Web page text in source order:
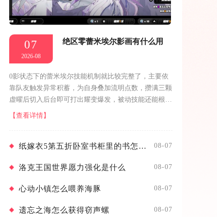
07
2026-08
绝区零蕾米埃尔影画有什么用
0影状态下的蕾米埃尔技能机制就比较完整了，主要依
靠队友触发异常积蓄，为自身叠加流明点数，攒满三颗
虚曜后切入后台即可打出耀变爆发，被动技能还能根据
队伍内的异常角色数量提供攻击力加成与异常积蓄速率
【查看详情】
纸嫁衣5第五折卧室书柜里的书怎么摆 08-07
洛克王国世界愿力强化是什么 08-07
心动小镇怎么喂养海豚 08-07
遗忘之海怎么获得窃声螺 08-07